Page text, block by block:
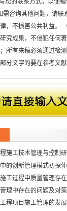
写您的联系方式，以便
需咨询其他问题，请联
，不损害公共利益。
究成果，不侵犯任何
所有来稿必须通过检
分文字的要在参考文
施工技术管理与控制
的创新管理模式初探
工过程中质量管理存
理中存在的问题及对
程项目施工管理的发